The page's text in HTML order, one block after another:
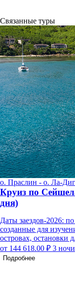
Связанные туры
о. Праслин - о. Ла-
Круиз по
дня)
Даты заездов-2026:
созданные для
островах, остановки
от 144 618.00 ₽ 3 ночи
Подробнее